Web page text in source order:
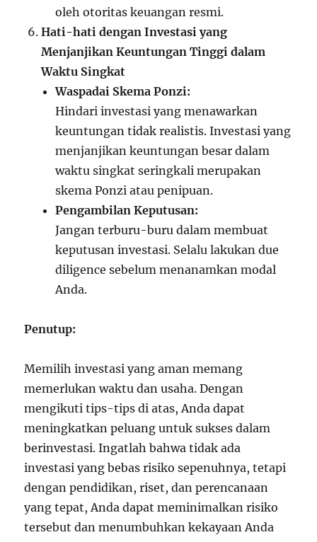
oleh otoritas keuangan resmi.
Hati-hati dengan Investasi yang
Menjanjikan Keuntungan Tinggi dalam
Waktu Singkat
Waspadai Skema Ponzi:
Hindari investasi yang menawarkan
keuntungan tidak realistis. Investasi yang
menjanjikan keuntungan besar dalam
waktu singkat seringkali merupakan
skema Ponzi atau penipuan.
Pengambilan Keputusan:
Jangan terburu-buru dalam membuat
keputusan investasi. Selalu lakukan due
diligence sebelum menanamkan modal
Anda.
Penutup:
Memilih investasi yang aman memang
memerlukan waktu dan usaha. Dengan
mengikuti tips-tips di atas, Anda dapat
meningkatkan peluang untuk sukses dalam
berinvestasi. Ingatlah bahwa tidak ada
investasi yang bebas risiko sepenuhnya, tetapi
dengan pendidikan, riset, dan perencanaan
yang tepat, Anda dapat meminimalkan risiko
tersebut dan menumbuhkan kekayaan Anda